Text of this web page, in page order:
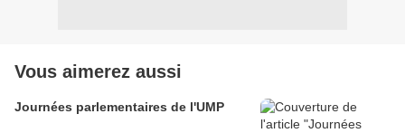
Vous aimerez aussi
Journées parlementaires de l'UMP